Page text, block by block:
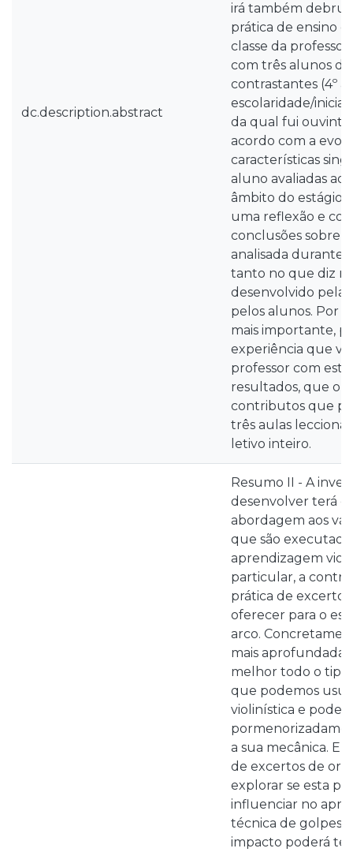
dc.description.abstract
irá também
prática de ensino
classe da
com três alunos
contrastantes (4º
escolaridade/
da qual fui ouvinte
acordo com a
características
aluno avaliadas ao
âmbito do estágio,
uma reflexão e
conclusões sobre
analisada durante
tanto no que diz
desenvolvido pela
pelos alunos. Por
mais importante,
experiência que
professor com
resultados, que
contributos que
três aulas
letivo inteiro.
Resumo II - A
desenvolver terá
abordagem aos
que são
aprendizagem
particular, a
prática de
oferecer para o
arco.
mais aprofundada
melhor todo o tipo
que podemos
violinística e poder
a sua mecânica.
de excertos de
explorar se esta
influenciar no
técnica de golpes
impacto poderá